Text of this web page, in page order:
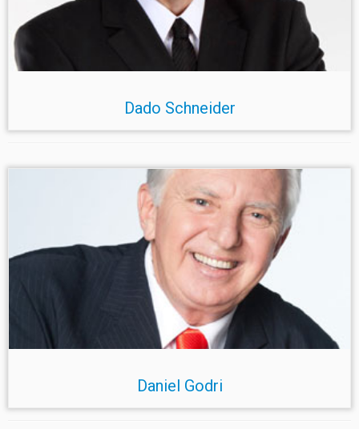
Dado Schneider
Daniel Godri